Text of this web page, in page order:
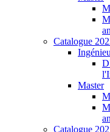
Catalogue
Master
Catalogue